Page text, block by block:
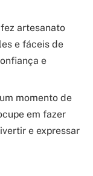
artesanato
e fáceis de
e
momento de
em fazer
e expressar